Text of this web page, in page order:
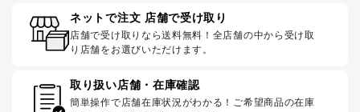
ネットで注文 店舗で受け取り
店舗で受け取りなら送料無料！全店舗の中から受け取
り店舗をお選びいただけます。
取り扱い店舗・在庫確認
簡単操作で店舗在庫状況がわかる！ご希望商品の在庫